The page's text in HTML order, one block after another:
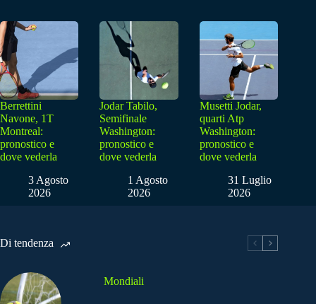
Berrettini
Navone, 1T
Montreal:
pronostico e
dove vederla
3 Agosto
2026
Jodar Tabilo,
Semifinale
Washington:
pronostico e
dove vederla
1 Agosto
2026
Musetti Jodar,
quarti Atp
Washington:
pronostico e
dove vederla
31 Luglio
2026
Di tendenza
Mondiali